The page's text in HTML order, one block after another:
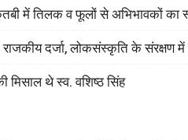
में तिलक व फूलों से अभिभावकों का
राजकीय दर्जा, लोकसंस्कृति के
मिसाल थे स्व. वशिष्ठ सिंह